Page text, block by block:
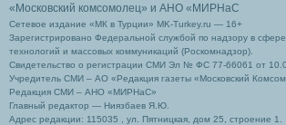
«Московский комсомолец» и АНО «МИРНаС
Сетевое издание «МК в Турции» MK-Turkey.ru — 16+
Зарегистрировано Федеральной службой по надзору в
технологий и массовых коммуникаций (Роскомнадзор).
Свидетельство о регистрации СМИ Эл № ФС 77-66061 от
Учредитель СМИ – АО «Редакция газеты «Московский
Редакция СМИ – АНО «МИРНаС»
Главный редактор — Ниязбаев Я.Ю.
Адрес редакции: 115035 , ул. Пятницкая, дом 25, строение 1.